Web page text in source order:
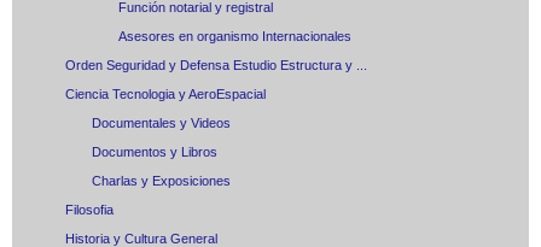
Función notarial y registral
Asesores en organismo Internacionales
Orden Seguridad y Defensa Estudio Estructura y ...
Ciencia Tecnologia y AeroEspacial
Documentales y Videos
Documentos y Libros
Charlas y Exposiciones
Filosofia
Historia y Cultura General